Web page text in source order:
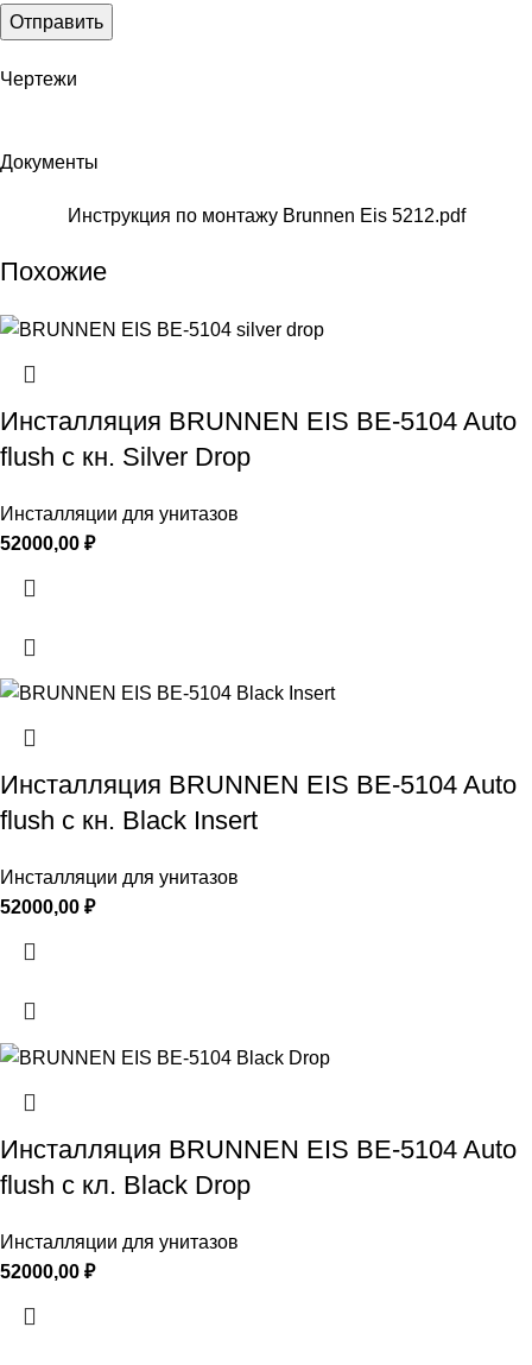
Чертежи
Документы
Инструкция по монтажу Brunnen Eis 5212.pdf
Похожие
Инсталляция BRUNNEN EIS BE-5104 Auto
flush с кн. Silver Drop
Инсталляции для унитазов
52000,00 ₽
Инсталляция BRUNNEN EIS BE-5104 Auto
flush с кн. Black Insert
Инсталляции для унитазов
52000,00 ₽
Инсталляция BRUNNEN EIS BE-5104 Auto
flush с кл. Black Drop
Инсталляции для унитазов
52000,00 ₽